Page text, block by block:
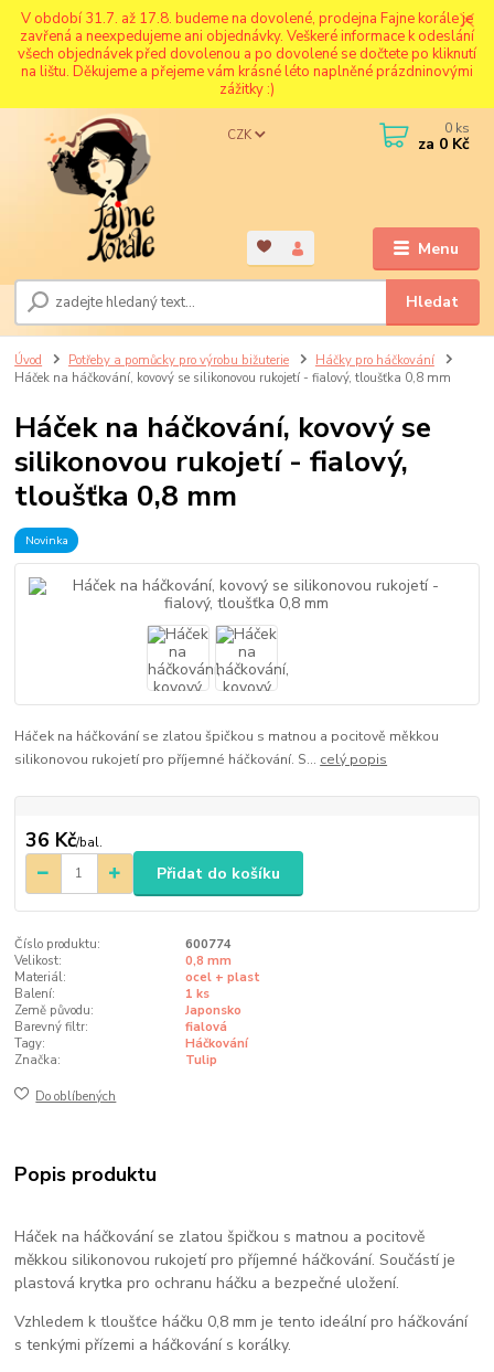
V období 31.7. až 17.8. budeme na dovolené, prodejna Fajne korále je
zavřená a neexpedujeme ani objednávky. Veškeré informace k odeslání
všech objednávek před dovolenou a po dovolené se dočtete po kliknutí
na lištu. Děkujeme a přejeme vám krásné léto naplněné prázdninovými
zážitky :)
Menu
CZK
Hledat
0 ks
za 0 Kč
Úvod Potřeby a pomůcky pro výrobu bižuterie
Háčky pro háčkování
Háček na háčkování, kovový se silikonovou rukojetí - fialový, tloušťka 0,8 mm
Háček na háčkování, kovový se
silikonovou rukojetí - fialový,
tloušťka 0,8 mm
Novinka
Háček na háčkování se zlatou špičkou s matnou a pocitově měkkou
silikonovou rukojetí pro příjemné háčkování. S... celý popis
36 Kč/bal.
Přidat do košíku
Číslo produktu:
600774
Velikost:
0,8 mm
Materiál:
ocel + plast
Balení:
1 ks
Země původu:
Japonsko
Barevný filtr:
fialová
Tagy:
Háčkování
Značka:
Tulip
Do oblíbených
Popis produktu
Háček na háčkování se zlatou špičkou s matnou a pocitově
měkkou silikonovou rukojetí pro příjemné háčkování. Součástí je
plastová krytka pro ochranu háčku a bezpečné uložení.
Vzhledem k tloušťce háčku 0,8 mm je tento ideální pro háčkování
s tenkými přízemi a háčkování s korálky.